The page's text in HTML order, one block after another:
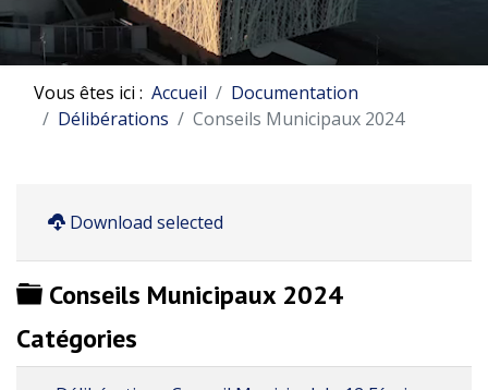
Vous êtes ici : Accueil
Documentation
Délibérations
Conseils Municipaux 2024
Download selected
Dossier
Conseils Municipaux 2024
Catégories